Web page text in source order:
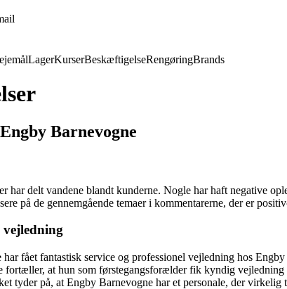
LagerKurserBeskæftigelseRengøringBrands
Barnevogne
har delt vandene blandt kunderne. Nogle har haft negative
på de gennemgående temaer i kommentarerne, der er
vejledning
fået fantastisk service og professionel vejledning hos
at hun som førstegangsforælder fik kyndig
tyder på, at Engby Barnevogne har et personale, der